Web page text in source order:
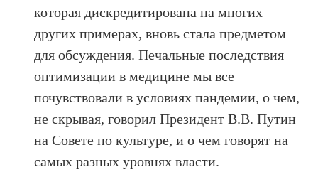
которая дискредитирована на многих
других примерах, вновь стала предметом
для обсуждения. Печальные последствия
оптимизации в медицине мы все
почувствовали в условиях пандемии, о чем,
не скрывая, говорил Президент В.В. Путин
на Совете по культуре, и о чем говорят на
самых разных уровнях власти.